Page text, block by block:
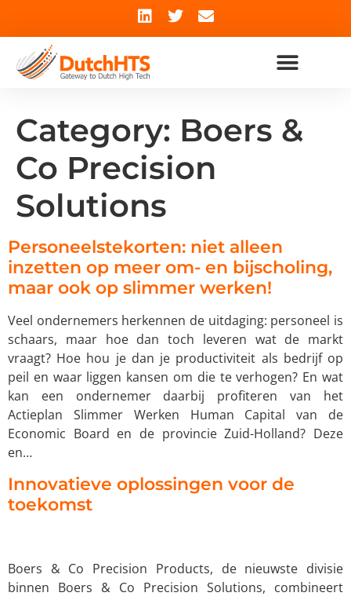
Category: Boers &
Co Precision
Solutions
Personeelstekorten: niet alleen
inzetten op meer om- en bijscholing,
maar ook op slimmer werken!
Veel ondernemers herkennen de uitdaging: personeel is
schaars, maar hoe dan toch leveren wat de markt
vraagt? Hoe hou je dan je productiviteit als bedrijf op
peil en waar liggen kansen om die te verhogen? En wat
kan een ondernemer daarbij profiteren van het
Actieplan Slimmer Werken Human Capital van de
Economic Board en de provincie Zuid-Holland? Deze
en…
Innovatieve oplossingen voor de
toekomst
Boers & Co Precision Products, de nieuwste divisie
binnen Boers & Co Precision Solutions, combineert